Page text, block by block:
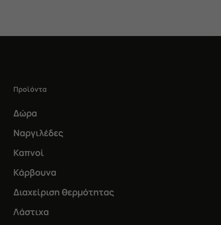
Προϊόντα
Δώρα
Ναργιλέδες
Καπνοί
Κάρβουνα
Διαχείριση θερμότητας
Λάστιχα